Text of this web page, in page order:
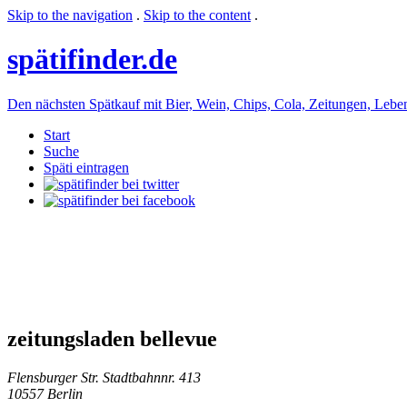
Skip to the navigation . Skip to the content .
spätifinder.de
Den nächsten Spätkauf mit Bier, Wein, Chips, Cola, Zeitungen,
Start
Suche
Späti eintragen
zeitungsladen bellevue
Flensburger Str. Stadtbahnnr. 413
10557 Berlin